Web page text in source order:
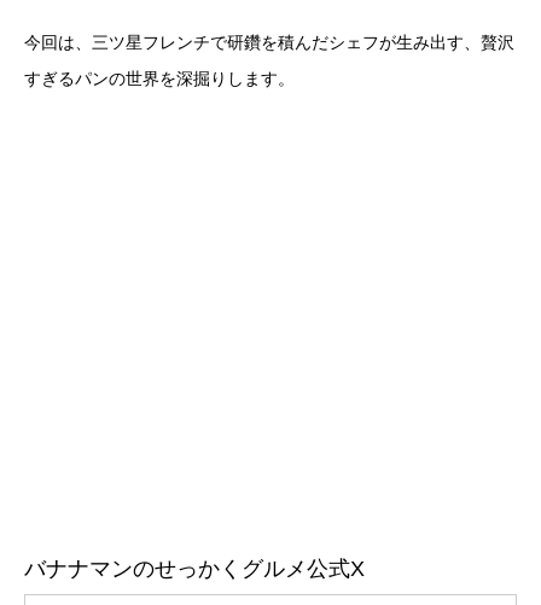
今回は、三ツ星フレンチで研鑽を積んだシェフが生み出す、贅沢
すぎるパンの世界を深掘りします。
バナナマンのせっかくグルメ公式X